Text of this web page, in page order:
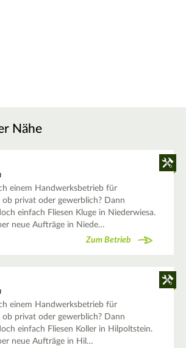
Nähe
einem Handwerksbetrieb für
ob privat oder gewerblich? Dann
einfach Fliesen Kluge in Niederwiesa.
neue Aufträge in Niede…
Zum Betrieb
einem Handwerksbetrieb für
ob privat oder gewerblich? Dann
einfach Fliesen Koller in Hilpoltstein.
neue Aufträge in Hil…